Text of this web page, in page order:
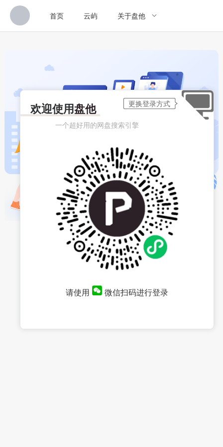
首页 云屿 关于盘他
欢迎使用盘他
一个超好用的网盘搜索引擎
请使用 微信扫码进行登录